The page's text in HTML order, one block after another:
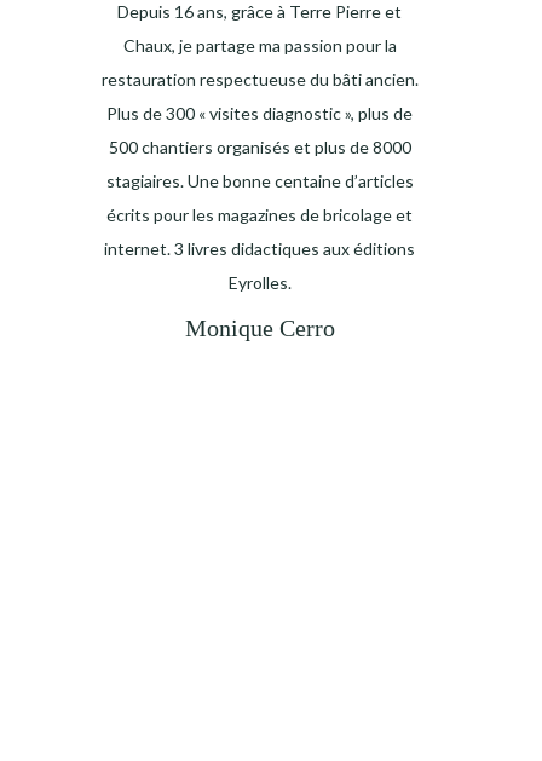
Depuis 16 ans, grâce à Terre Pierre et
Chaux, je partage ma passion pour la
restauration respectueuse du bâti ancien.
Plus de 300 « visites diagnostic », plus de
500 chantiers organisés et plus de 8000
stagiaires. Une bonne centaine d’articles
écrits pour les magazines de bricolage et
internet. 3 livres didactiques aux éditions
Eyrolles.
Monique Cerro